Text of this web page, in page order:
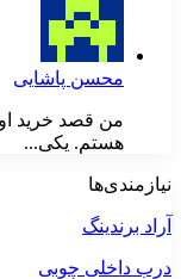
محسن پاشایی
من قصد خرید
هستم. یکی...
نیازمندی‌ها
آراد برندینگ
درب داخلی چوبی